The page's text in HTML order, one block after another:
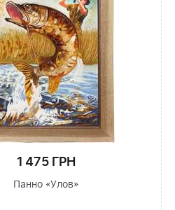
1 475 ГРН
Панно «Улов»